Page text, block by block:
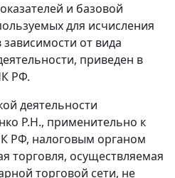
и базовой
для исчисления
от вида
приведен в
РФ.
деятельности
Р.Н., применительно к
РФ, налоговым органом
торговля, осуществляемая
торговой сети, не